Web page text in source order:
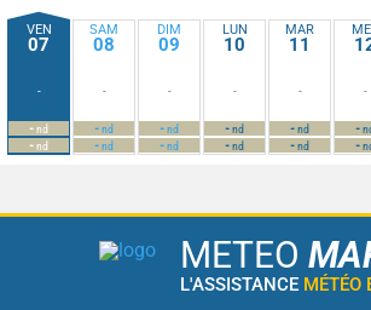
VEN
07
-
-nd
-nd
SAM
08
-
-nd
-nd
DIM
09
-
-nd
-nd
LUN
10
-
-nd
-nd
MAR
11
-
-nd
-nd
-
-
-
METEO
L'ASSISTANCE MÉTÉO